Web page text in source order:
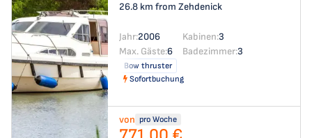
26.8 km from Zehdenick
Jahr:2006 Kabinen:3
Max. Gäste:6 Badezimmer:3
Bow thruster
Sofortbuchung
von pro Woche